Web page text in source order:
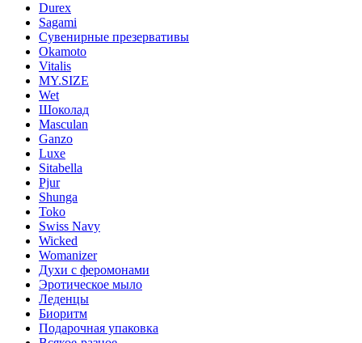
Durex
Sagami
Сувенирные презервативы
Okamoto
Vitalis
MY.SIZE
Wet
Шоколад
Masculan
Ganzo
Luxe
Sitabella
Pjur
Shunga
Toko
Swiss Navy
Wicked
Womanizer
Духи с феромонами
Эротическое мыло
Леденцы
Биоритм
Подарочная упаковка